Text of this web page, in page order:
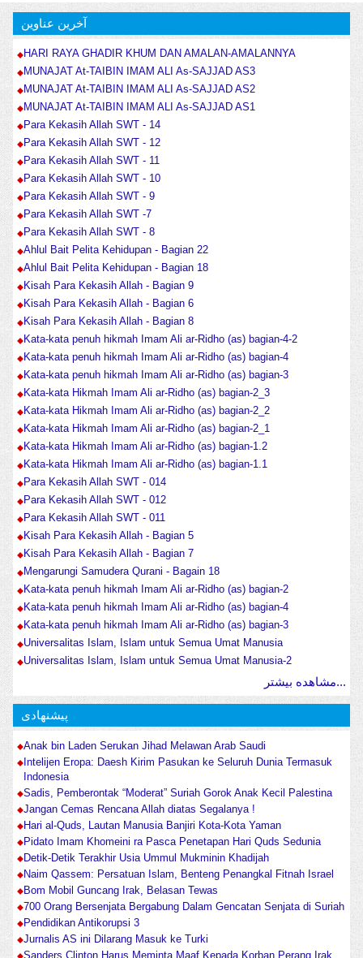
آخرین عناوین
HARI RAYA GHADIR KHUM DAN AMALAN-AMALANNYA
MUNAJAT At-TAIBIN IMAM ALI As-SAJJAD AS3
MUNAJAT At-TAIBIN IMAM ALI As-SAJJAD AS2
MUNAJAT At-TAIBIN IMAM ALI As-SAJJAD AS1
Para Kekasih Allah SWT - 14
Para Kekasih Allah SWT - 12
Para Kekasih Allah SWT - 11
Para Kekasih Allah SWT - 10
Para Kekasih Allah SWT - 9
Para Kekasih Allah SWT -7
Para Kekasih Allah SWT - 8
Ahlul Bait Pelita Kehidupan - Bagian 22
Ahlul Bait Pelita Kehidupan - Bagian 18
Kisah Para Kekasih Allah - Bagian 9
Kisah Para Kekasih Allah - Bagian 6
Kisah Para Kekasih Allah - Bagian 8
Kata-kata penuh hikmah Imam Ali ar-Ridho (as) bagian-4-2
Kata-kata penuh hikmah Imam Ali ar-Ridho (as) bagian-4
Kata-kata penuh hikmah Imam Ali ar-Ridho (as) bagian-3
Kata-kata Hikmah Imam Ali ar-Ridho (as) bagian-2_3
Kata-kata Hikmah Imam Ali ar-Ridho (as) bagian-2_2
Kata-kata Hikmah Imam Ali ar-Ridho (as) bagian-2_1
Kata-kata Hikmah Imam Ali ar-Ridho (as) bagian-1.2
Kata-kata Hikmah Imam Ali ar-Ridho (as) bagian-1.1
Para Kekasih Allah SWT - 014
Para Kekasih Allah SWT - 012
Para Kekasih Allah SWT - 011
Kisah Para Kekasih Allah - Bagian 5
Kisah Para Kekasih Allah - Bagian 7
Mengarungi Samudera Qurani - Bagain 18
Kata-kata penuh hikmah Imam Ali ar-Ridho (as) bagian-2
Kata-kata penuh hikmah Imam Ali ar-Ridho (as) bagian-4
Kata-kata penuh hikmah Imam Ali ar-Ridho (as) bagian-3
Universalitas Islam, Islam untuk Semua Umat Manusia
Universalitas Islam, Islam untuk Semua Umat Manusia-2
مشاهده بیشتر...
پیشنهادی
Anak bin Laden Serukan Jihad Melawan Arab Saudi
Intelijen Eropa: Daesh Kirim Pasukan ke Seluruh Dunia Termasuk
Indonesia
Sadis, Pemberontak “Moderat” Suriah Gorok Anak Kecil Palestina
Jangan Cemas Rencana Allah diatas Segalanya !
Hari al-Quds, Lautan Manusia Banjiri Kota-Kota Yaman
Pidato Imam Khomeini ra Pasca Penetapan Hari Quds Sedunia
Detik-Detik Terakhir Usia Ummul Mukminin Khadijah
Naim Qassem: Persatuan Islam, Benteng Penangkal Fitnah Israel
Bom Mobil Guncang Irak, Belasan Tewas
700 Orang Bersenjata Bergabung Dalam Gencatan Senjata di Suriah
Pendidikan Antikorupsi 3
Jurnalis AS ini Dilarang Masuk ke Turki
Sanders Clinton Harus Meminta Maaf Kepada Korban Perang Irak